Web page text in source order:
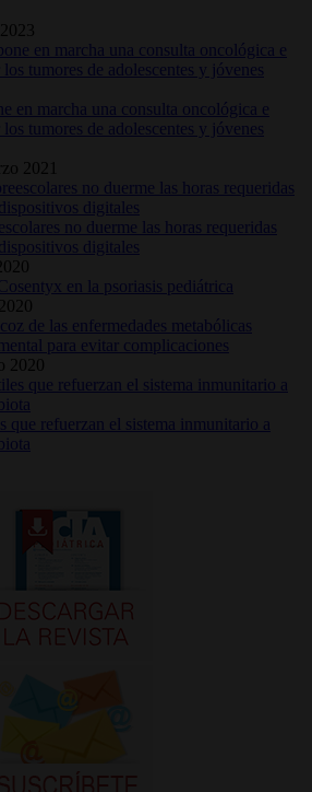
en marcha una consulta oncológica e
los tumores de adolescentes y jóvenes
2021
no duerme las horas requeridas
digitales
en la psoriasis pediátrica
de las enfermedades metabólicas
para evitar complicaciones
2020
que refuerzan el sistema inmunitario a